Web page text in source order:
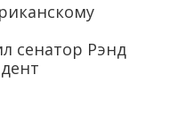
сенатор Рэнд